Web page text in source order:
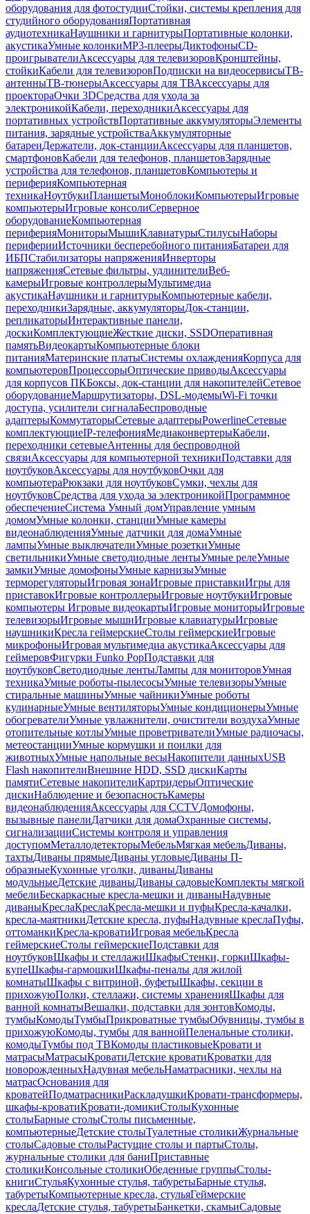
оборудования для фотостудииСтойки, системы крепления для
студийного оборудованияПортативная
аудиотехникаНаушники и гарнитурыПортативные колонки,
акустикаУмные колонкиMP3-плеерыДиктофоныCD-
проигрывателиАксессуары для телевизоровКронштейны,
стойкиКабели для телевизоровПодписки на видеосервисыТВ-
антенныТВ-тюнерыАксессуары для ТВАксессуары для
проектораОчки 3DСредства для ухода за
электроникойКабели, переходникиАксессуары для
портативных устройствПортативные аккумуляторыЭлементы
питания, зарядные устройстваАккумуляторные
батареиДержатели, док-станцииАксессуары для планшетов,
смартфоновКабели для телефонов, планшетовЗарядные
устройства для телефонов, планшетовКомпьютеры и
периферияКомпьютерная
техникаНоутбукиПланшетыМоноблокиКомпьютерыИгровые
компьютерыИгровые консолиСерверное
оборудованиеКомпьютерная
периферияМониторыМышиКлавиатурыСтилусыНаборы
периферииИсточники бесперебойного питанияБатареи для
ИБПСтабилизаторы напряженияИнверторы
напряженияСетевые фильтры, удлинителиВеб-
камерыИгровые контроллерыМультимедиа
акустикаНаушники и гарнитурыКомпьютерные кабели,
переходникиЗарядные, аккумуляторыДок-станции,
репликаторыИнтерактивные панели,
доскиКомплектующиеЖесткие диски, SSDОперативная
памятьВидеокартыКомпьютерные блоки
питанияМатеринские платыСистемы охлажденияКорпуса для
компьютеровПроцессорыОптические приводыАксессуары
для корпусов ПКБоксы, док-станции для накопителейСетевое
оборудованиеМаршрутизаторы, DSL-модемыWi-Fi точки
доступа, усилители сигналаБеспроводные
адаптерыКоммутаторыСетевые адаптерыPowerlineСетевые
комплектующиеIP-телефонияМедиаконвертерыКабели,
переходники сетевыеАнтенны для беспроводной
связиАксессуары для компьютерной техникиПодставки для
ноутбуковАксессуары для ноутбуковОчки для
компьютераРюкзаки для ноутбуковСумки, чехлы для
ноутбуковСредства для ухода за электроникойПрограммное
обеспечениеСистема Умный домУправление умным
домомУмные колонки, станцииУмные камеры
видеонаблюденияУмные датчики для домаУмные
лампыУмные выключателиУмные розеткиУмные
светильникиУмные светодиодные лентыУмные релеУмные
замкиУмные домофоныУмные карнизыУмные
терморегуляторыИгровая зонаИгровые приставкиИгры для
приставокИгровые контроллерыИгровые ноутбукиИгровые
компьютеры Игровые видеокартыИгровые мониторыИгровые
телевизорыИгровые мышиИгровые клавиатурыИгровые
наушникиКресла геймерскиеСтолы геймерскиеИгровые
микрофоныИгровая мультимедиа акустикаАксессуары для
геймеровФигурки Funko PopПодставки для
ноутбуковСветодиодные лентыЛампы для мониторовУмная
техникаУмные роботы-пылесосыУмные телевизорыУмные
стиральные машиныУмные чайникиУмные роботы
кулинарныеУмные вентиляторыУмные кондиционерыУмные
обогревателиУмные увлажнители, очистители воздухаУмные
отопительные котлыУмные проветривателиУмные радиочасы,
метеостанцииУмные кормушки и поилки для
животныхУмные напольные весыНакопители данныхUSB
Flash накопителиВнешние HDD, SSD дискиКарты
памятиСетевые накопителиКартридерыОптические
дискиНаблюдение и безопасностьКамеры
видеонаблюденияАксессуары для CCTVДомофоны,
вызывные панелиДатчики для домаОхранные системы,
сигнализацииСистемы контроля и управления
доступомМеталлодетекторыМебельМягкая мебельДиваны,
тахтыДиваны прямыеДиваны угловыеДиваны П-
образныеКухонные уголки, диваныДиваны
модульныеДетские диваныДиваны садовыеКомплекты мягкой
мебелиБескаркасные кресла-мешки и диваныНадувные
диваныКреслаКреслаКресла-мешки и пуфыКресла-качалки,
кресла-маятникиДетские кресла, пуфыНадувные креслаПуфы,
оттоманкиКресла-кроватиИгровая мебельКресла
геймерскиеСтолы геймерскиеПодставки для
ноутбуковШкафы и стеллажиШкафыСтенки, горкиШкафы-
купеШкафы-гармошкиШкафы-пеналы для жилой
комнатыШкафы с витриной, буфетыШкафы, секции в
прихожуюПолки, стеллажи, системы храненияШкафы для
ванной комнатыВешалки, подставки для зонтовКомоды,
тумбыКомодыТумбыПрикроватные тумбыОбувницы, тумбы в
прихожуюКомоды, тумбы для ваннойПеленальные столики,
комодыТумбы под ТВКомоды пластиковыеКровати и
матрасыМатрасыКроватиДетские кроватиКроватки для
новорожденныхНадувная мебельНаматрасники, чехлы на
матрасОснования для
кроватейПодматрасникиРаскладушкиКровати-трансформеры,
шкафы-кроватиКровати-домикиСтолыКухонные
столыБарные столыСтолы письменные,
компьютерныеДетские столыТуалетные столикиЖурнальные
столыСадовые столыРастущие столы и партыСтолы,
журнальные столики для баниПриставные
столикиКонсольные столикиОбеденные группыСтолы-
книгиСтульяКухонные стулья, табуретыБарные стулья,
табуретыКомпьютерные кресла, стульяГеймерские
креслаДетские стулья, табуретыБанкетки, скамьиСадовые